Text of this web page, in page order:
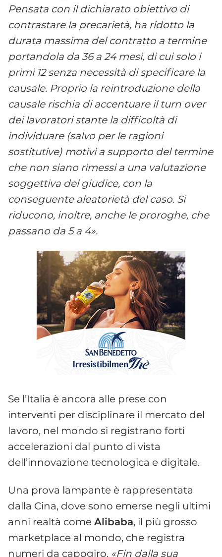
Pensata con il dichiarato obiettivo di
contrastare la precarietà, ha ridotto la
durata massima del contratto a termine
portandola da 36 a 24 mesi, di cui solo i
primi 12 senza necessità di specificare la
causale. Proprio la reintroduzione della
causale rischia di accentuare il turn over
dei lavoratori stante la difficoltà di
individuare (salvo per le ragioni
sostitutive) motivi a supporto del termine
che non siano rimessi a una valutazione
soggettiva del giudice, con la
conseguente aleatorietà del caso. Si
riducono, inoltre, anche le proroghe, che
passano da 5 a 4».
Se l’Italia è ancora alle prese con
interventi per disciplinare il mercato del
lavoro, nel mondo si registrano forti
accelerazioni dal punto di vista
dell’innovazione tecnologica e digitale.
Una prova lampante è rappresentata
dalla Cina, dove sono emerse negli ultimi
anni realtà come Alibaba, il più grosso
marketplace al mondo, che registra
numeri da capogiro. «Fin dalla sua